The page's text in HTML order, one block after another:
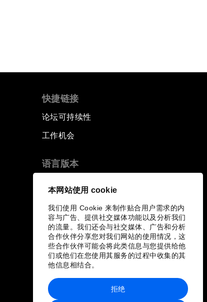
本网站使用 cookie
我们使用 Cookie 来制作贴合用户需求的内
容与广告、提供社交媒体功能以及分析我们
的流量。我们还会与社交媒体、广告和分析
合作伙伴分享您对我们网站的使用情况，这
些合作伙伴可能会将此类信息与您提供给他
们或他们在您使用其服务的过程中收集的其
他信息相结合。
拒绝
快捷链接
论坛可持续性
工作机会
语言版本